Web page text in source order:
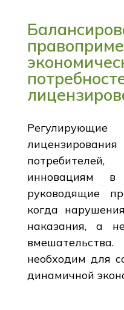
инновациям в
руководящие
когда
наказания, а
необходим для
динамичной